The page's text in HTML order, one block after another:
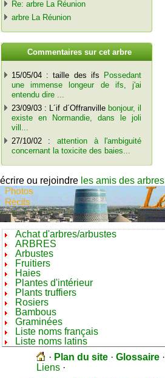
Re: arbre La Réunion
arbre La Réunion
Commentaires sur cet arbre
15/05/04 : taille des ifs
Possedant
une immense longeur de ifs, j'ai
entendu dire ...
23/09/03 : L´if d´Offranville bonjour, il
existe en Normandie, dans le joli
vill...
27/10/02 : attention à l'ambiguité
concernant la toxicite des baies...
écrire ou rejoindre les amis des arbres
Achat d'arbres/arbustes
ARBRES
Arbustes
Fruitiers
Haies
Plantes d'intérieur
Plants truffiers
Rosiers
Bambous
Graminées
Liste noms français
Liste noms latins
· Plan du site · Glossaire ·
Liens ·